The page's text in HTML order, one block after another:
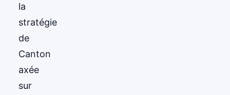
la
stratégie
de
Canton
axée
sur